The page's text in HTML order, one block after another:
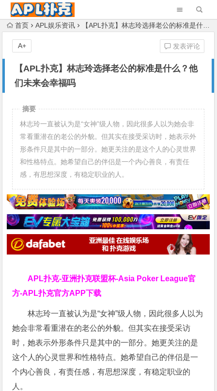
首页 APL娱乐资讯 【APL扑克】林志玲选择老公的标准是什么？他们未来会幸福吗
【APL扑克】林志玲选择老公的标准是什么？他
们未来会幸福吗
发表评论
A+
摘要
林志玲一直被认为是“女神”级人物，因此很多人以为她会非
常看重潜在的老公的外貌。但其实在接受采访时，她表示外
形条件只是其中的一部分。她更关注的是这个人的心灵世界
和性格特点。她希望自己的伴侣是一个内心善良，有责任
感，有思想深度，有稳定职业的人。
APL扑克-亚洲扑克联盟杯-Asia Poker League官
方-APL扑克官方APP下载
林志玲一直被认为是“女神”级人物，因此很多人以为
她会非常看重潜在的老公的外貌。但其实在接受采访
时，她表示外形条件只是其中的一部分。她更关注的是
这个人的心灵世界和性格特点。她希望自己的伴侣是一
个内心善良，有责任感，有思想深度，有稳定职业的
人。